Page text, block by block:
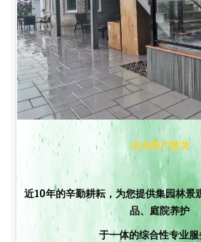
点击图片接龙
近10年的辛勤耕耘，为您提供集园林景
品、庭院养护
于一体的综合性专业服